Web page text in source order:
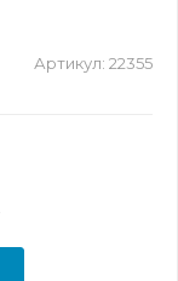
Артикул: 22355